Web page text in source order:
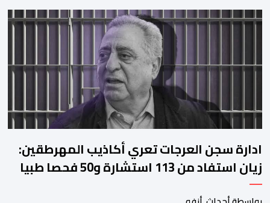
على منصات التواصل الاجتماعي، مصحوبا بعبارة “الرحلة مستمرة”، في
إشارة إلى رغبة الإدارة في الحفاظ على ركائز الفريق والتعزيز من
ادارة سجن العرجات تعري أكاذيب المهرطقين:
زيان استفاد من 113 استشارة و50 فحصا طبيا